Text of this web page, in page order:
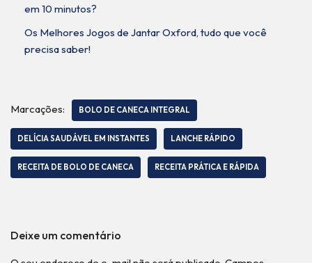
em 10 minutos?
Os Melhores Jogos de Jantar Oxford, tudo que você
precisa saber!
Marcações: BOLO DE CANECA INTEGRAL
DELÍCIA SAUDÁVEL EM INSTANTES LANCHE RÁPIDO
RECEITA DE BOLO DE CANECA RECEITA PRÁTICA E RÁPIDA
Deixe um comentário